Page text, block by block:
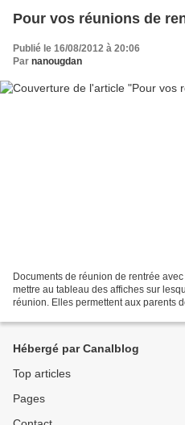
Pour vos réunions de
Publié le 16/08/2012 à 20:06
Par nanougdan
Documents de réunion de rentrée
mettre au tableau des affiches sur
réunion. Elles permettent aux parents
Hébergé par Canalblog
Top articles
Pages